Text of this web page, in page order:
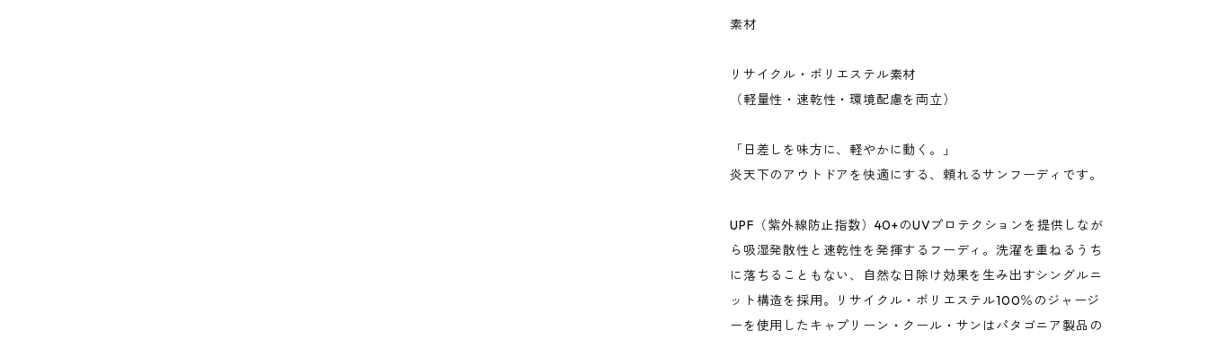
素材
リサイクル・ポリエステル素材
（軽量性・速乾性・環境配慮を両立）
「日差しを味方に、軽やかに動く。」
炎天下のアウトドアを快適にする、頼れるサンフーディです。
UPF（紫外線防止指数）40+のUVプロテクションを提供しなが
ら吸湿発散性と速乾性を発揮するフーディ。洗濯を重ねるうち
に落ちることもない、自然な日除け効果を生み出すシングルニ
ット構造を採用。リサイクル・ポリエステル100％のジャージ
ーを使用したキャプリーン・クール・サンはパタゴニア製品の